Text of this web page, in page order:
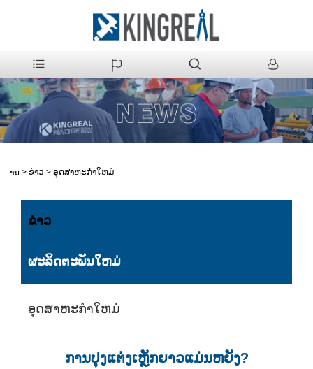
ບ້ານ > ຂ່າວ > ອຸດສາຫະກໍາໃຫມ່
ຂ່າວ
ຜະລິດຕະພັນໃຫມ່
ອຸດສາຫະກໍາໃຫມ່
ການປຸງແຕ່ງເຫຼັກຍາວແມ່ນຫຍັງ?